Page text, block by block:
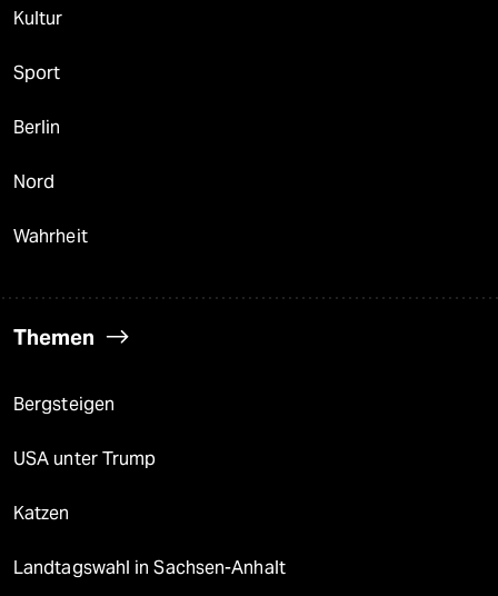
Kultur
Sport
Berlin
Nord
Wahrheit
Themen
Bergsteigen
USA unter Trump
Katzen
Landtagswahl in Sachsen-Anhalt